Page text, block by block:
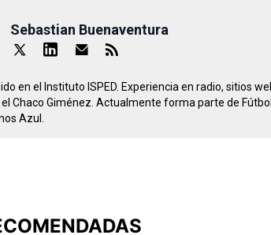
Sebastian Buenaventura
en el Instituto ISPED. Experiencia en radio, sitios
Chaco Giménez. Actualmente forma parte de
Azul.